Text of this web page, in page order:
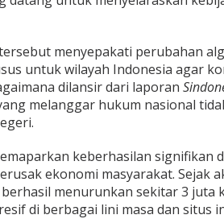
menyepakati perubahan
untuk wilayah Indonesia agar
dilansir dari laporan
melanggar hukum nasional
keberhasilan signifikan
ekonomi masyarakat. Sejak
menurunkan sekitar 3 juta
di berbagai lini masa dan situs